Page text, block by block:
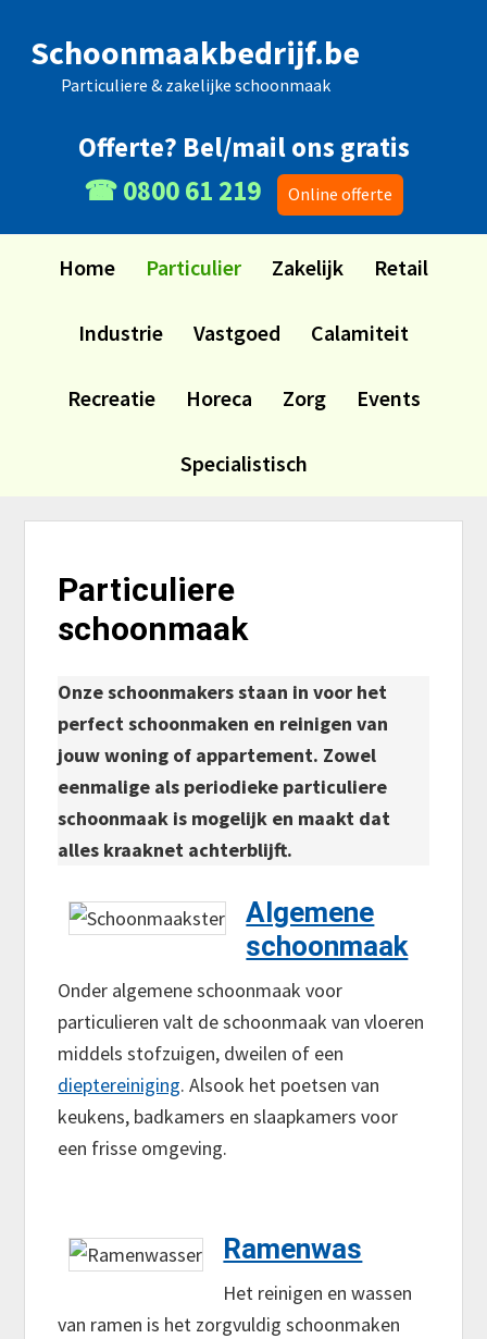
Schoonmaakbedrijf.be
Particuliere & zakelijke schoonmaak
Offerte? Bel/mail ons gratis
☎ 0800 61 219
Online offerte
Home Particulier Zakelijk Retail
Industrie Vastgoed Calamiteit
Recreatie Horeca Zorg Events
Specialistisch
Particuliere
schoonmaak
Onze schoonmakers staan in voor het
perfect schoonmaken en reinigen van
jouw woning of appartement. Zowel
eenmalige als periodieke particuliere
schoonmaak is mogelijk en maakt dat
alles kraaknet achterblijft.
Algemene
schoonmaak
Onder algemene schoonmaak voor
particulieren valt de schoonmaak van vloeren
middels stofzuigen, dweilen of een
dieptereiniging. Alsook het poetsen van
keukens, badkamers en slaapkamers voor
een frisse omgeving.
Ramenwas
Het reinigen en wassen
van ramen is het zorgvuldig schoonmaken